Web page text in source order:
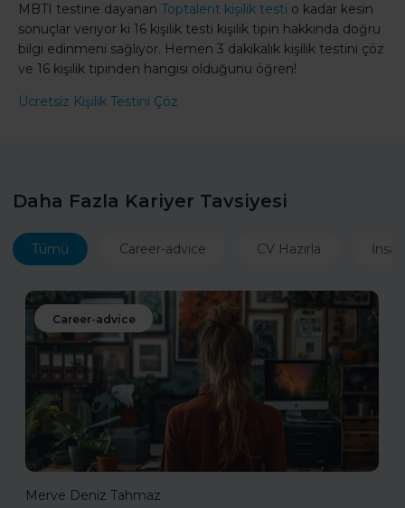
MBTI testine dayanan Toptalent kişilik testi o kadar kesin
sonuçlar veriyor ki 16 kişilik testi kişilik tipin hakkında doğru
bilgi edinmeni sağlıyor. Hemen 3 dakikalık kişilik testini çöz
ve 16 kişilik tipinden hangisi olduğunu öğren!
Ücretsiz Kişilik Testini Çöz
Daha Fazla Kariyer Tavsiyesi
Tümü Career-advice CV Hazırla
Career-advice
Merve Deniz Tahmaz